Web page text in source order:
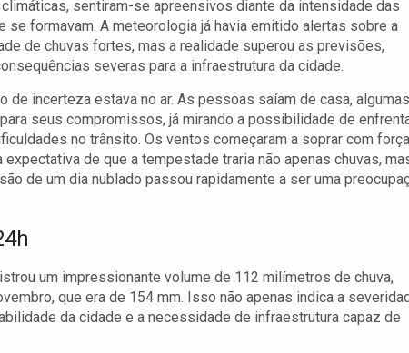
sentiram-se apreensivos diante da intensidade das
se formavam. A meteorologia já havia emitido alertas sobre a
de chuvas fortes, mas a realidade superou as previsões,
severas para a infraestrutura da cidade.
de incerteza estava no ar. As pessoas saíam de casa, algumas
seus compromissos, já mirando a possibilidade de
no trânsito. Os ventos começaram a soprar com
expectativa de que a tempestade traria não apenas chuvas,
de um dia nublado passou rapidamente a ser uma
um impressionante volume de 112 milímetros de chuva,
que era de 154 mm. Isso não apenas indica a
da cidade e a necessidade de infraestrutura capaz de